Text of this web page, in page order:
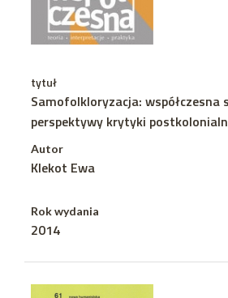
tytuł
Samofolkloryzacja: współczesna
perspektywy krytyki
Autor
Klekot Ewa
Rok wydania
2014